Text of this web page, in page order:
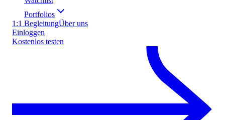
Portfolios
1:1 BegleitungÜber uns
Einloggen
Kostenlos testen